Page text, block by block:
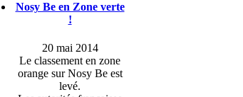
Nosy Be en Zone verte
!
20 mai 2014
Le classement en zone
orange sur Nosy Be est
levé.